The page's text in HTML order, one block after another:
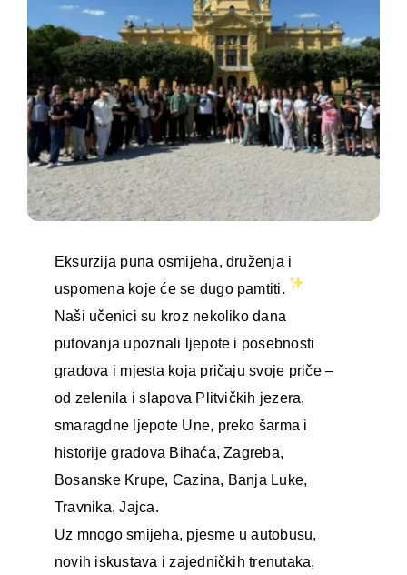
Eksurzija puna osmijeha, druženja i
uspomena koje će se dugo pamtiti.
Naši učenici su kroz nekoliko dana
putovanja upoznali ljepote i posebnosti
gradova i mjesta koja pričaju svoje priče –
od zelenila i slapova Plitvičkih jezera,
smaragdne ljepote Une, preko šarma i
historije gradova Bihaća, Zagreba,
Bosanske Krupe, Cazina, Banja Luke,
Travnika, Jajca.
Uz mnogo smijeha, pjesme u autobusu,
novih iskustava i zajedničkih trenutaka,